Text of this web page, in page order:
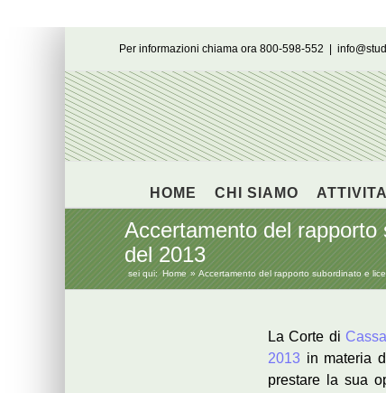
Per informazioni chiama ora 800-598-552
HOME CHI SIAMO
Accertamento del
del 2013
sei qui: Home Accertamento del rapporto subordinato e
La Corte di
2013 in materia
prestare la sua